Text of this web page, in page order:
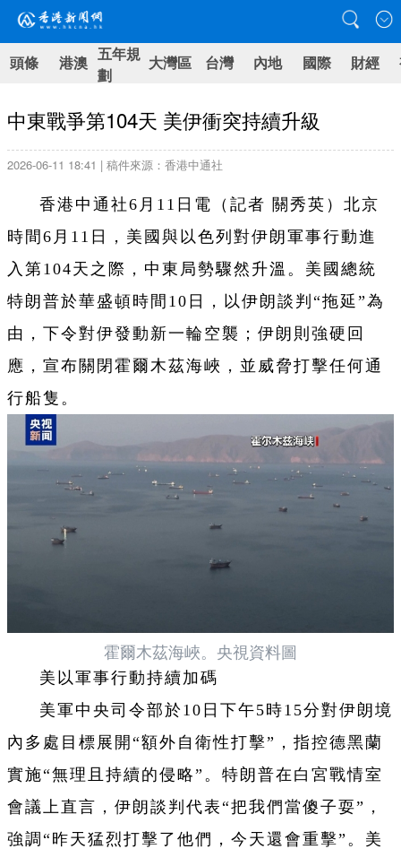
頭條 港澳 五年規
劃
大灣區 台灣 內地 國際 財經
中東戰爭第104天 美伊衝突持續升級
2026-06-11 18:41 | 稿件來源：香港中通社
香港中通社6月11日電（ 記者 關秀英） 北京
時間6月11日，美國與以色列對伊朗軍事行動進
入第104天之際，中東局勢驟然升溫。美國總統
特朗普於華盛頓時間10日，以伊朗談判“拖延”為
由，下令對伊發動新一輪空襲；伊朗則強硬回
應，宣布關閉霍爾木茲海峽，並威脅打擊任何通
行船隻。
霍爾木茲海峽。央視資料圖
美以軍事行動持續加碼
美軍中央司令部於10日下午5時15分對伊朗境
內多處目標展開“額外自衛性打擊”，指控德黑蘭
實施“無理且持續的侵略”。特朗普在白宮戰情室
會議上直言，伊朗談判代表“把我們當傻子耍”，
強調“昨天猛烈打擊了他們，今天還會重擊”。美